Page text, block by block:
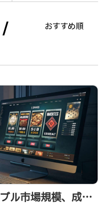
/
おすすめ順
ル市場規模、成